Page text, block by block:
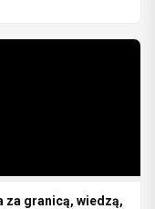
za granicą, wiedzą,